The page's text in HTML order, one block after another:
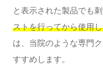
と表示された製品でも
ストを行ってから使用
は、当院のような専門
すすめします。